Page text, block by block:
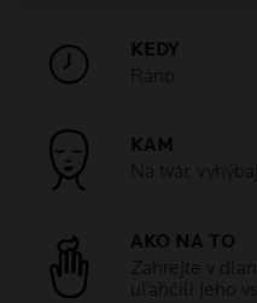
KEDY
Ráno
KAM
Na tvár,
AKO NA TO
Zahrejte v
uľahčili jeho